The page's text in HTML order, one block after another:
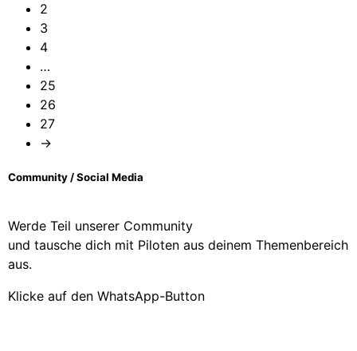
2
3
4
…
25
26
27
→
Community / Social Media
Werde Teil unserer Community
und tausche dich mit Piloten aus deinem Themenbereich
aus.
Klicke auf den WhatsApp-Button